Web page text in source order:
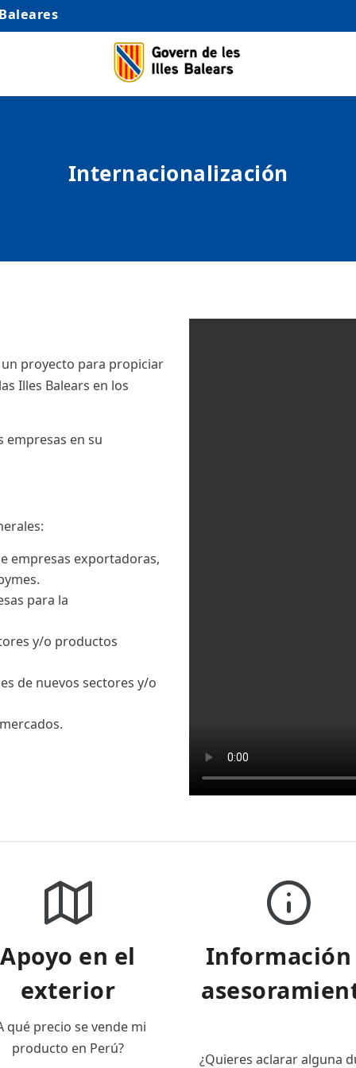
Internacionalización
proyecto para propiciar
Illes Balears en los
empresas en su
empresas exportadoras,
para la
y/o productos
de nuevos sectores y/o
Apoyo en el
exterior
qué precio se vende mi
producto en Perú?
Información
¿Quieres aclarar alguna